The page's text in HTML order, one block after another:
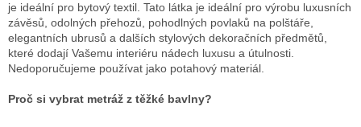
je ideální pro bytový textil. Tato látka je ideální pro výrobu luxusních
závěsů, odolných přehozů, pohodlných povlaků na polštáře,
elegantních ubrusů a dalších stylových dekoračních předmětů,
které dodají Vašemu interiéru nádech luxusu a útulnosti.
Nedoporučujeme používat jako potahový materiál.
Proč si vybrat metráž z těžké bavlny?